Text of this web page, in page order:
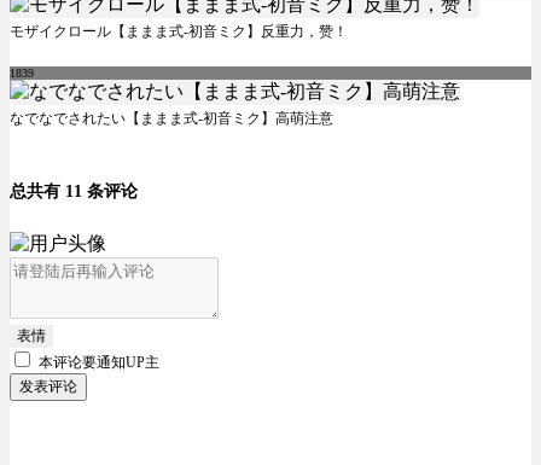
モザイクロール【ままま式-初音ミク】反重力，赞！
1839
なでなでされたい【ままま式-初音ミク】高萌注意
总共有 11 条评论
表情
本评论要通知UP主
发表评论